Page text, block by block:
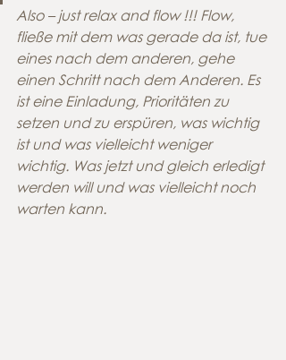
Also – just relax and flow !!! Flow,
fließe mit dem was gerade da ist, tue
eines nach dem anderen, gehe
einen Schritt nach dem Anderen. Es
ist eine Einladung, Prioritäten zu
setzen und zu erspüren, was wichtig
ist und was vielleicht weniger
wichtig. Was jetzt und gleich erledigt
werden will und was vielleicht noch
warten kann.